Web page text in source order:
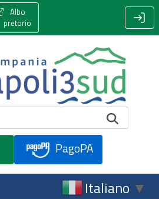
Albo
pretorio
PagoPA
Italiano ▼